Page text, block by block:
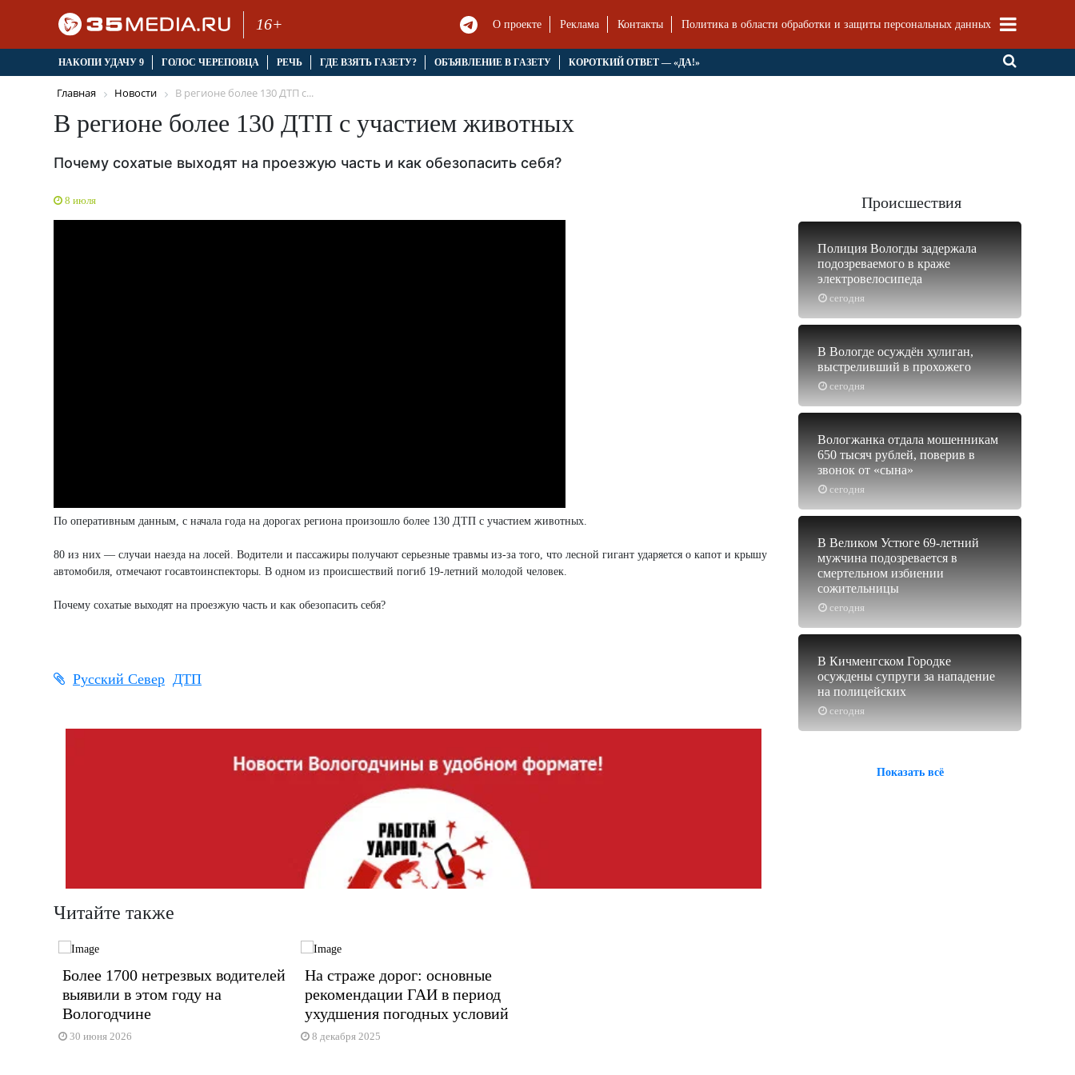
16+ О проекте Реклама Контакты Политика в области обработки и защиты персональных данных
НАКОПИ УДАЧУ 9 ГОЛОС ЧЕРЕПОВЦА РЕЧЬ ГДЕ ВЗЯТЬ ГАЗЕТУ? ОБЪЯВЛЕНИЕ В ГАЗЕТУ КОРОТКИЙ ОТВЕТ — «ДА!»
Главная Новости В регионе более 130 ДТП с...
В регионе более 130 ДТП с участием животных
Почему сохатые выходят на проезжую часть и как обезопасить себя?
8 июля
По оперативным данным, с начала года на дорогах региона произошло более 130 ДТП с участием животных.
80 из них — случаи наезда на лосей. Водители и пассажиры получают серьезные травмы из-за того, что лесной гигант ударяется о капот и крышу
автомобиля, отмечают госавтоинспекторы. В одном из происшествий погиб 19-летний молодой человек.
Почему сохатые выходят на проезжую часть и как обезопасить себя?
Русский Север ДТП
Происшествия
сегодня
Полиция Вологды задержала
подозреваемого в краже
электровелосипеда
сегодня
В Вологде осуждён хулиган,
выстреливший в прохожего
сегодня
Вологжанка отдала мошенникам
650 тысяч рублей, поверив в
звонок от «сына»
сегодня
В Великом Устюге 69-летний
мужчина подозревается в
смертельном избиении
сожительницы
сегодня
В Кичменгском Городке
осуждены супруги за нападение
на полицейских
Показать всё
Читайте также
Более 1700 нетрезвых водителей
выявили в этом году на
Вологодчине
30 июня 2026
На страже дорог: основные
рекомендации ГАИ в период
ухудшения погодных условий
8 декабря 2025